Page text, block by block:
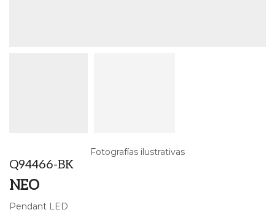
Fotografías ilustrativas
Q94466-BK
NEO
Pendant LED